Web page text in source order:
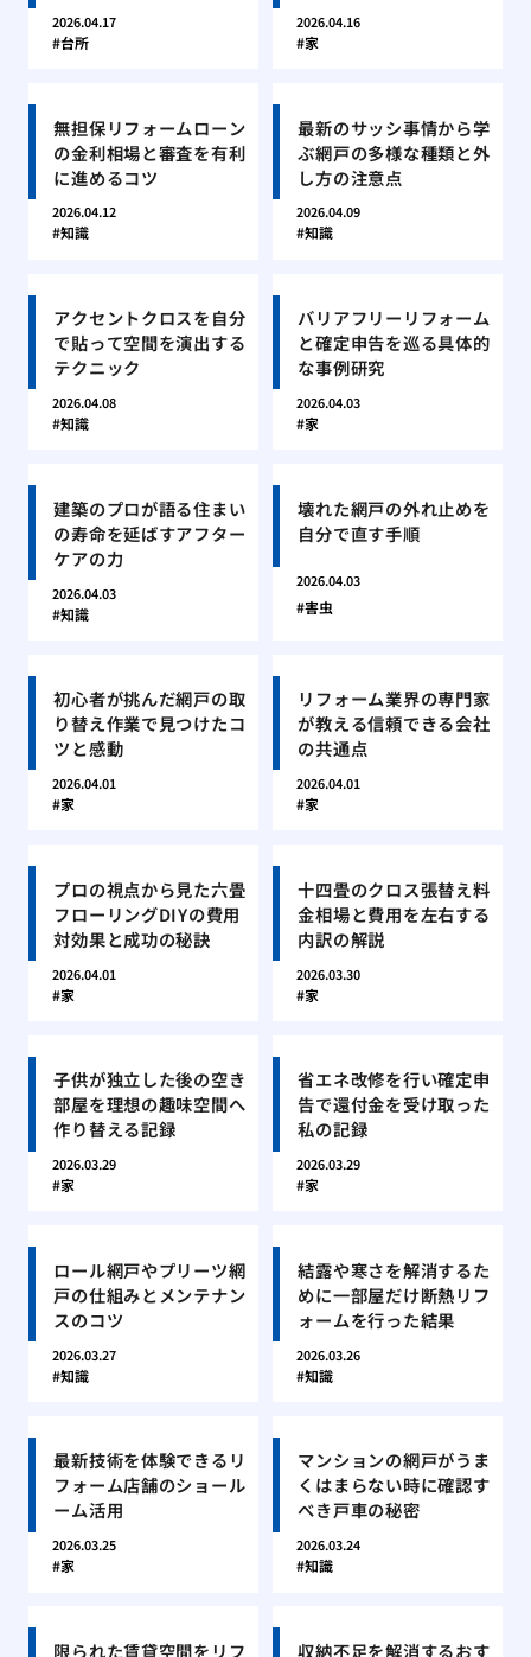
2026.04.17
台所
2026.04.16
家
無担保リフォームローン
の金利相場と審査を有利
に進めるコツ
2026.04.12
知識
最新のサッシ事情から学
ぶ網戸の多様な種類と外
し方の注意点
2026.04.09
知識
アクセントクロスを自分
で貼って空間を演出する
テクニック
2026.04.08
知識
バリアフリーリフォーム
と確定申告を巡る具体的
な事例研究
2026.04.03
家
建築のプロが語る住まい
の寿命を延ばすアフター
ケアの力
2026.04.03
知識
壊れた網戸の外れ止めを
自分で直す手順
2026.04.03
害虫
初心者が挑んだ網戸の取
り替え作業で見つけたコ
ツと感動
2026.04.01
家
リフォーム業界の専門家
が教える信頼できる会社
の共通点
2026.04.01
家
プロの視点から見た六畳
フローリングDIYの費用
対効果と成功の秘訣
2026.04.01
家
十四畳のクロス張替え料
金相場と費用を左右する
内訳の解説
2026.03.30
家
子供が独立した後の空き
部屋を理想の趣味空間へ
作り替える記録
2026.03.29
家
省エネ改修を行い確定申
告で還付金を受け取った
私の記録
2026.03.29
家
ロール網戸やプリーツ網
戸の仕組みとメンテナン
スのコツ
2026.03.27
知識
結露や寒さを解消するた
めに一部屋だけ断熱リフ
ォームを行った結果
2026.03.26
知識
最新技術を体験できるリ
フォーム店舗のショール
ーム活用
2026.03.25
家
マンションの網戸がうま
くはまらない時に確認す
べき戸車の秘密
2026.03.24
知識
限られた賃貸空間をリフ 収納不足を解消するおす